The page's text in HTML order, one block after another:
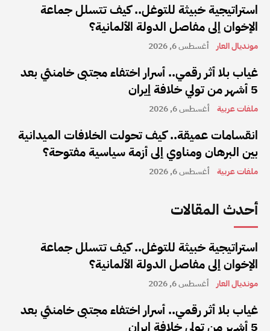
استراتيجية خبيثة للتوغل.. كيف تتسلل جماعة
الإخوان إلى مفاصل الدولة الألمانية؟
مونديال العار أغسطس 6, 2026
غياب بلا أثر رقمي.. أسرار اختفاء مجتبى خامنئي بعد
5 أشهر من تولي خلافة إيران
ملفات عربية أغسطس 6, 2026
انقسامات عميقة.. كيف تحولت الخلافات الميدانية
بين البرهان ومناوي إلى أزمة سياسية مفتوحة؟
ملفات عربية أغسطس 6, 2026
أحدث المقالات
استراتيجية خبيثة للتوغل.. كيف تتسلل جماعة
الإخوان إلى مفاصل الدولة الألمانية؟
مونديال العار أغسطس 6, 2026
غياب بلا أثر رقمي.. أسرار اختفاء مجتبى خامنئي بعد
5 أشهر من تولي خلافة إيران